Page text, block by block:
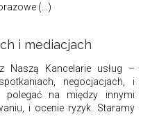
(...)
i mediacjach
Naszą Kancelarie usług –
negocjacjach, i
polegać na między innymi
i ocenie ryzyk. Staramy